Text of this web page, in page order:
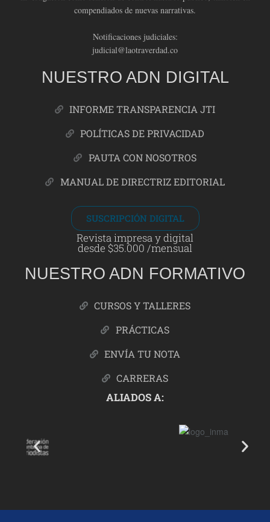
compendiados de nuevas narrativas.
Notificaciones judiciales:
judicial@laotraverdad.co
NUESTRO ADN DIGITAL
INFORME TRANSPARENCIA JTI
POLÍTICAS DE PRIVACIDAD
PAUTA CON NOSOTROS
MANUAL DE DIRECTRIZ EDITORIAL
SUSCRIPCIÓN DIGITAL
Revista impresa y digital
desde $35.000 /mensual
NUESTRO ADN FORMATIVO
CURSOS Y TALLERES
PRÁCTICAS
ENVÍA TU NOTA
CARRERAS
ALIADOS A: